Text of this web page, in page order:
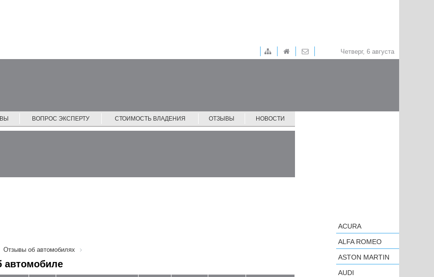
Четверг, 6 августа
ВОПРОС ЭКСПЕРТУ СТОИМОСТЬ ВЛАДЕНИЯ ОТЗЫВЫ НОВОСТИ
Отзывы об автомобилях
автомобиле
ACURA
ALFA ROMEO
ASTON MARTIN
AUDI